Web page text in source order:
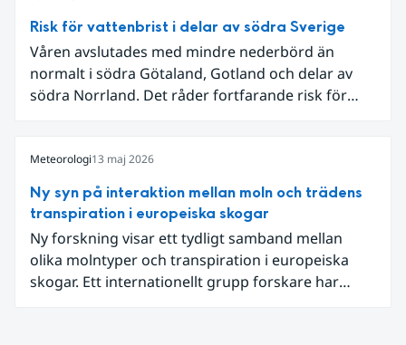
nederbördsmängder.
Risk för vattenbrist i delar av södra Sverige
Våren avslutades med mindre nederbörd än
normalt i södra Götaland, Gotland och delar av
södra Norrland. Det råder fortfarande risk för
vattendragen kan läget summeras som generellt
stabilt lågt . Det behövs fortsatt mer nederbörd
över lång tid för att återställa balansen.
Meteorologi13 maj 2026
Ny syn på interaktion mellan moln och trädens
transpiration i europeiska skogar
Ny forskning visar ett tydligt samband mellan
olika molntyper och transpiration i europeiska
skogar. Ett internationellt grupp forskare har